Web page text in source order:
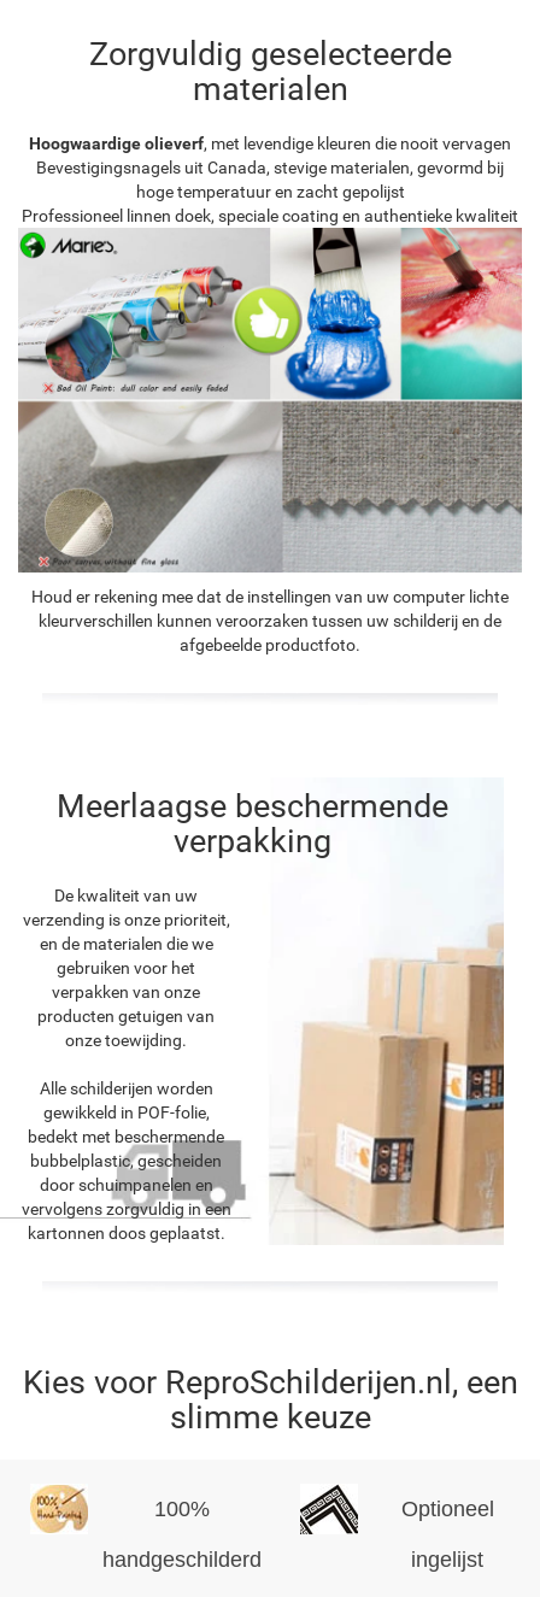
Zorgvuldig geselecteerde
materialen
Hoogwaardige olieverf, met levendige kleuren die nooit vervagen
Bevestigingsnagels uit Canada, stevige materialen, gevormd bij
hoge temperatuur en zacht gepolijst
Professioneel linnen doek, speciale coating en authentieke kwaliteit
Houd er rekening mee dat de instellingen van uw computer lichte
kleurverschillen kunnen veroorzaken tussen uw schilderij en de
afgebeelde productfoto.
Meerlaagse beschermende
verpakking
De kwaliteit van uw
verzending is onze prioriteit,
en de materialen die we
gebruiken voor het
verpakken van onze
producten getuigen van
onze toewijding.
Alle schilderijen worden
gewikkeld in POF-folie,
bedekt met beschermende
bubbelplastic, gescheiden
door schuimpanelen en
vervolgens zorgvuldig in een
kartonnen doos geplaatst.
Kies voor ReproSchilderijen.nl, een
slimme keuze
100%
handgeschilderd
Optioneel
ingelijst